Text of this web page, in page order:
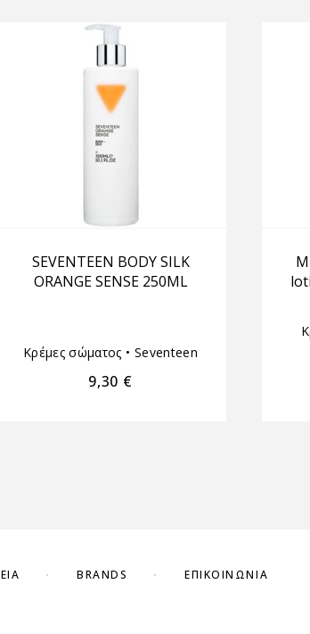
SEVENTEEN BODY SILK
ORANGE SENSE 250ML
Κρέμες σώματος • Seventeen
9,30 €
BRANDS ΕΠΙΚΟΙΝΩΝΊΑ